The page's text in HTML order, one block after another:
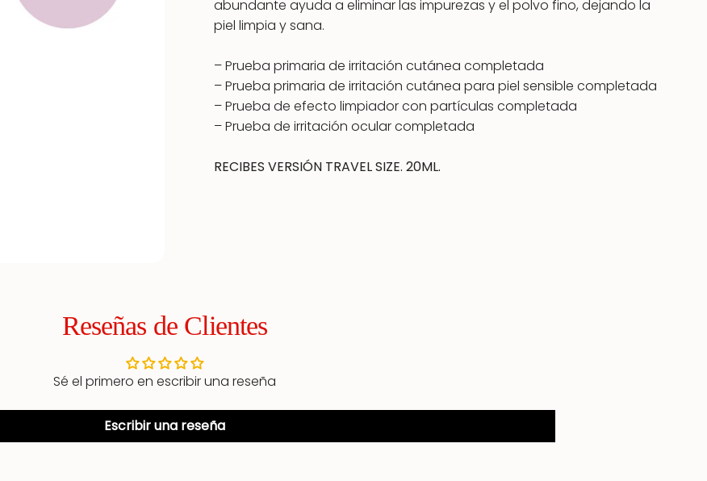
abundante ayuda a eliminar las impurezas y el polvo fino, dejando la
piel limpia y sana.
– Prueba primaria de irritación cutánea completada
– Prueba primaria de irritación cutánea para piel sensible completada
– Prueba de efecto limpiador con partículas completada
– Prueba de irritación ocular completada
RECIBES VERSIÓN TRAVEL SIZE. 20ML.
Reseñas de Clientes
Sé el primero en escribir una reseña
Escribir una reseña